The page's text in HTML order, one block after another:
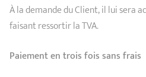
À la demande du Client, il lui sera
faisant ressortir la TVA.
Paiement en trois fois sans frais